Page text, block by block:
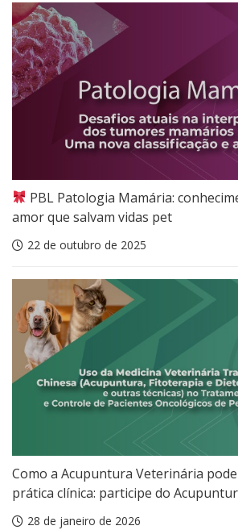
PBL Patologia Mamária:
amor que salvam vidas pet
22 de outubro de 2025
Como a Acupuntura Veterinária
prática clínica: participe do
28 de janeiro de 2026